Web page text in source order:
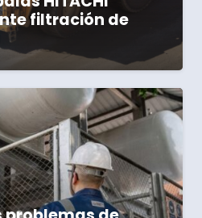
filtración de